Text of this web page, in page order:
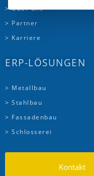
> Über uns
> Partner
> Karriere
ERP-LÖSUNGEN
> Metallbau
> Stahlbau
> Fassadenbau
> Schlosserei
Kontakt